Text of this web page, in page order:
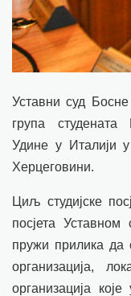
Уставни суд
група студената
Удине у Италији у
Херцеговини.
Циљ студијске
посјета
пружи прилика да
организација,
организација